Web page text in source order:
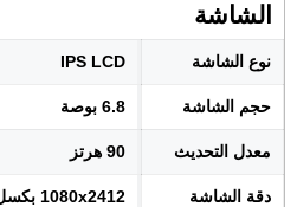
الشاشة
نوع الشاشة IPS LCD
حجم الشاشة 6.8 بوصة
معدل التحديث 90 هرتز
دقة الشاشة 1080x2412 بكسل (+FHD)